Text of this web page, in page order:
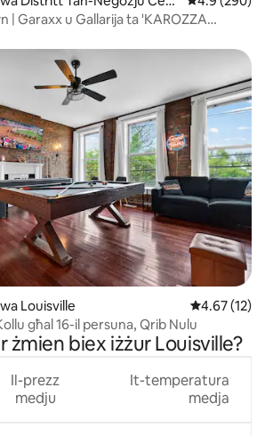
| Garaxx u Gallarija ta 'KAROZZA
Louisville Rating
4.67 (12)
għal 16-il persuna, Qrib Nulu
żmien biex iżżur Louisville?
Il-prezz
medju
It-temperatura
medja